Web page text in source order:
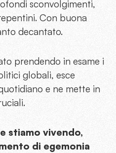
sconvolgimenti,
Con buona
decantato.
prendendo in esame i
globali, esce
e ne mette in
stiamo vivendo,
di egemonia